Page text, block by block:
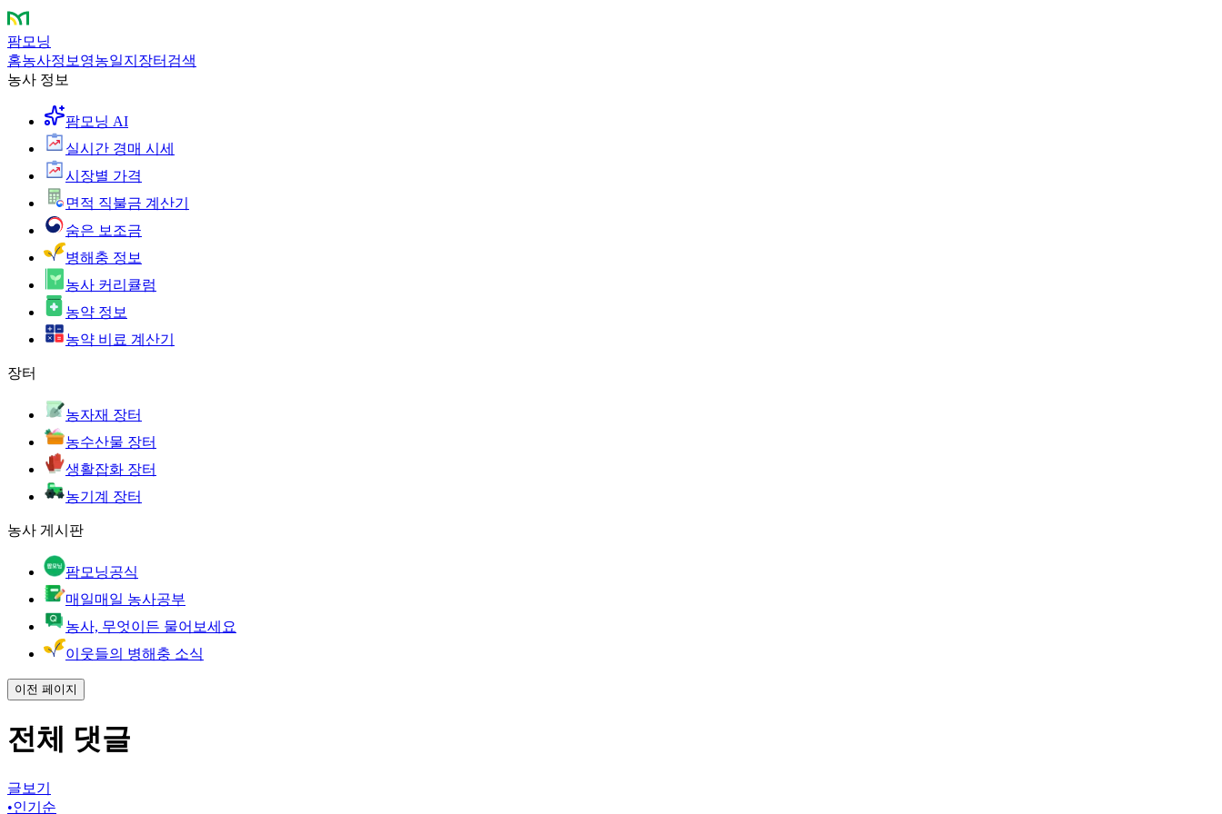
팜모닝
홈농사정보 영농일지 장터 검색
농사 정보
팜모닝 AI
실시간 경매 시세
시장별 가격
면적 직불금 계산기
숨은 보조금
병해충 정보
농사 커리큘럼
농약 정보
농약 비료 계산기
장터
농자재 장터
농수산물 장터
생활잡화 장터
농기계 장터
농사 게시판
팜모닝공식
매일매일 농사공부
농사, 무엇이든 물어보세요
이웃들의 병해충 소식
이전 페이지
전체 댓글
글보기
•인기순